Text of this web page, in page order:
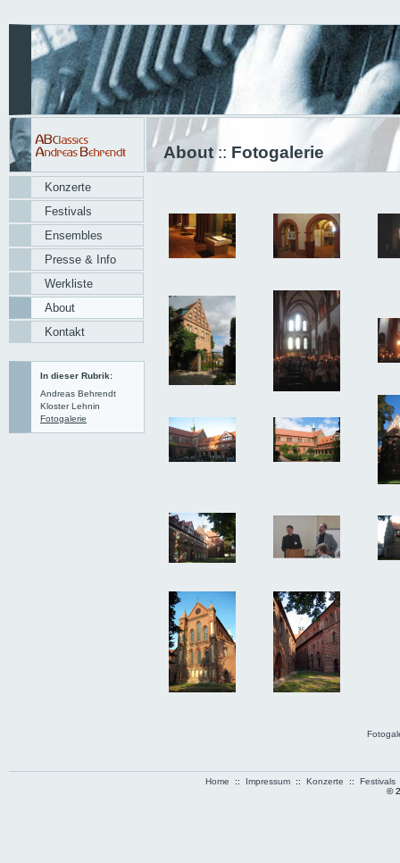
About:: Fotogalerie
Konzerte
Festivals
Ensembles
Presse & Info
Werkliste
About
Kontakt
In dieser Rubrik:
Andreas Behrendt
Kloster Lehnin
Fotogalerie
Home :: Impressum:: Konzerte :: Festivals
©